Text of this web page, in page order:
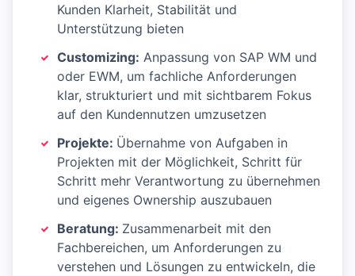
Kunden Klarheit, Stabilität und
Unterstützung bieten
Customizing: Anpassung von SAP WM und
oder EWM, um fachliche Anforderungen
klar, strukturiert und mit sichtbarem Fokus
auf den Kundennutzen umzusetzen
Projekte: Übernahme von Aufgaben in
Projekten mit der Möglichkeit, Schritt für
Schritt mehr Verantwortung zu übernehmen
und eigenes Ownership auszubauen
Beratung: Zusammenarbeit mit den
Fachbereichen, um Anforderungen zu
verstehen und Lösungen zu entwickeln, die